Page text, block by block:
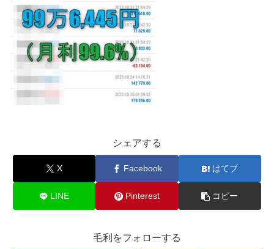
シェアする
X Facebook はてブ
LINE Pinterest コピー
毛利をフォローする